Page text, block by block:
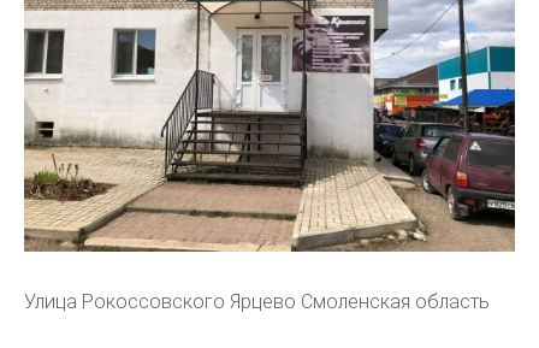
Улица Рокоссовского Ярцево Смоленская область